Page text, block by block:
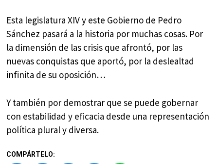
Esta legislatura XIV y este Gobierno de Pedro
Sánchez pasará a la historia por muchas cosas. Por
la dimensión de las crisis que afrontó, por las
nuevas conquistas que aportó, por la deslealtad
infinita de su oposición…
Y también por demostrar que se puede gobernar
con estabilidad y eficacia desde una representación
política plural y diversa.
COMPÁRTELO: